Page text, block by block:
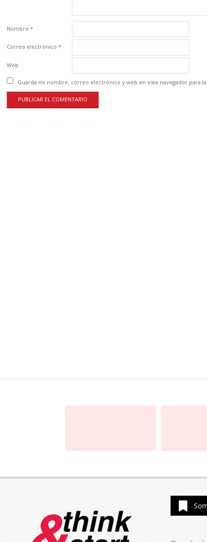
Nombre *
Correo electrónico *
Web
Guarda mi nombre, correo electrónico y web en este navegador para